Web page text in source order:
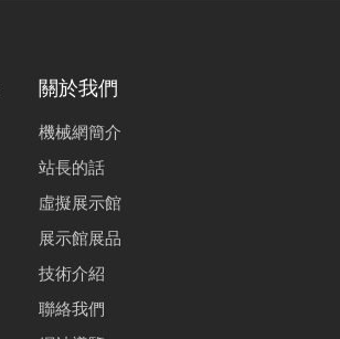
關於我們
機械網簡介
站長的話
虛擬展示館
展示館展品
技術介紹
聯絡我們